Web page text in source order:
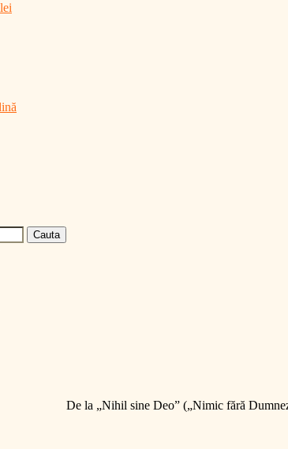
Cauta
De la „Nihil sine Deo” („Nimic fără